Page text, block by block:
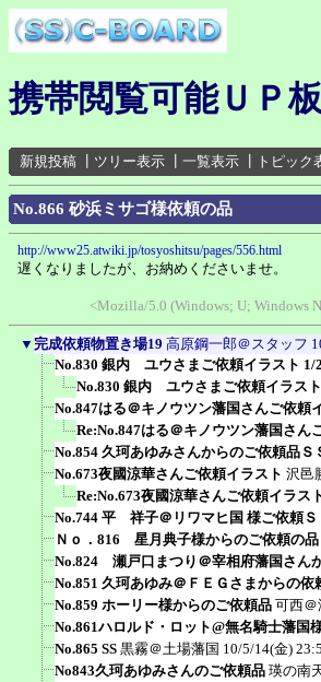
携帯閲覧可能ＵＰ板
新規投稿 ツリー表示 一覧表示 トピック
No.866 砂浜ミサゴ様依頼の品
http://www25.atwiki.jp/tosyoshitsu/pages/556.html
遅くなりましたが、お納めくださいませ。
<Mozilla/5.0 (Windows; U; Windows
▼ 完成依頼物置き場19 高原鋼一郎＠スタッフ
No.830 銀内 ユウさまご依頼イラスト 1/2
No.830 銀内 ユウさまご依頼イラス
No.847はる＠キノウツン藩国さんご依頼
Re:No.847はる＠キノウツン藩国さん
No.854 久珂あゆみさんからのご依頼品Ｓ
No.673夜國涼華さんご依頼イラスト 沢邑
Re:No.673夜國涼華さんご依頼イラス
No.744 平 祥子＠リワマヒ国 様ご依頼Ｓ
Ｎｏ．816 星月典子様からのご依頼の品
No.824 瀬戸口まつり＠宰相府藩国さん
No.851 久珂あゆみ＠ＦＥＧさまからの依
No.859 ホーリー様からのご依頼品 可西＠
No.861ハロルド・ロット@無名騎士藩国
No.865 SS 黒霧＠土場藩国 10/5/14(金)
No843久珂あゆみさんのご依頼品 瑛の南